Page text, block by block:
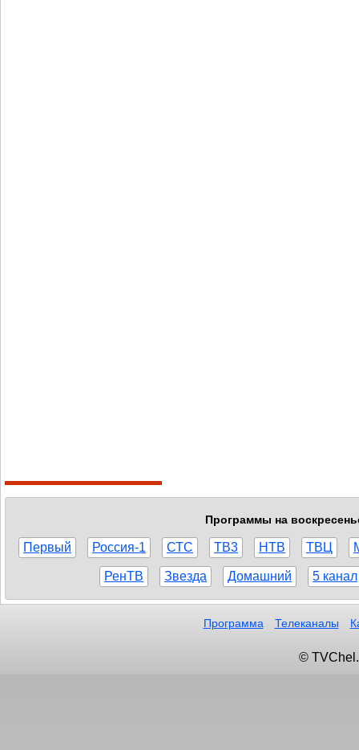
Программы на
Первый Россия-1 СТС ТВ3 НТВ ТВЦ
РенТВ Звезда Домашний 5 канал
Программа Телеканалы
©